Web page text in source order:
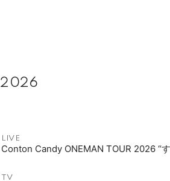
2026
LIVE
Conton Candy ONEMAN TOUR 2026 “
TV